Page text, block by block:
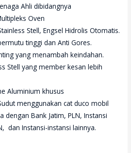
Ahli dibidangnya
Oven
Stell, Engsel Hidrolis Otomatis.
tinggi dan Anti Gores.
yang menambah keindahan.
Stell yang member kesan lebih
Aluminium khusus
menggunakan cat duco mobil
dengan Bank Jatim, PLN, Instansi
dan Instansi-instansi lainnya.